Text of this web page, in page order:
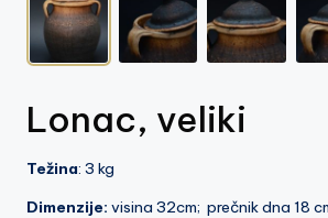
Lonac, veliki
Težina: 3 kg
Dimenzije: visina 32cm; prečnik dna 18